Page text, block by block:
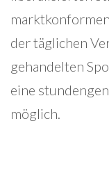
der täglichen
gehandelten
eine
möglich.